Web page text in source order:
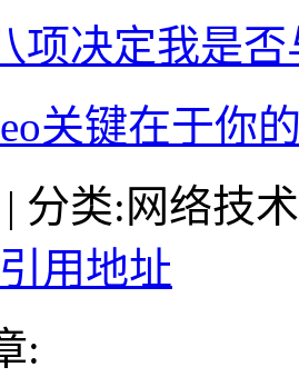
项决定我是
关键在于你
分类:网络技
用地址
: